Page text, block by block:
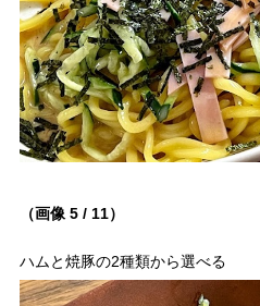
（画像 5 / 11）
ハムと焼豚の2種類から選べる